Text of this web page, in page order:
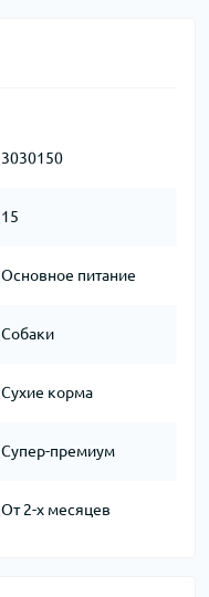
3030150
15
Основное питание
Собаки
Сухие корма
Супер-премиум
От 2-х месяцев